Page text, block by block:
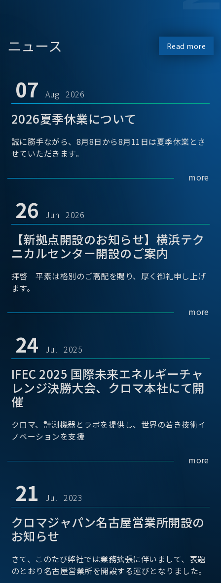
ニュース Read more
07 Aug 2026
2026夏季休業について
誠に勝手ながら、8月8日から8月11日は夏季休業とさ
せていただきます。
more
26 Jun 2026
【新拠点開設のお知らせ】横浜テク
ニカルセンター開設のご案内
拝啓 平素は格別のご高配を賜り、厚く御礼申し上げ
ます。
more
24 Jul 2025
IFEC 2025 国際未来エネルギーチャ
レンジ決勝大会、クロマ本社にて開
催
クロマ、計測機器とラボを提供し、世界の若き技術イ
ノベーションを支援
more
21 Jul 2023
クロマジャパン名古屋営業所開設の
お知らせ
さて、このたび弊社では業務拡張に伴いまして、表題
のとおり名古屋営業所を開設する運びとなりました。